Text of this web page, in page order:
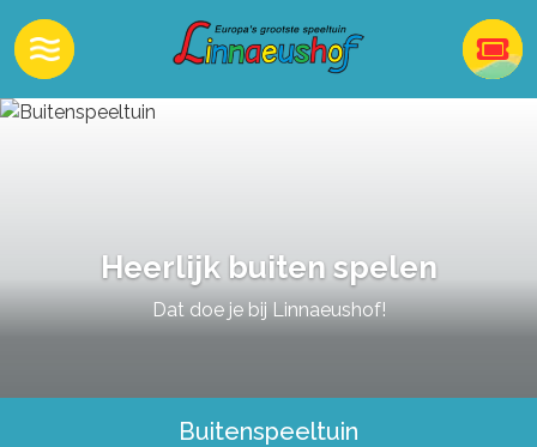
Heerlijk buiten spelen
Dat doe je bij Linnaeushof!
Buitenspeeltuin